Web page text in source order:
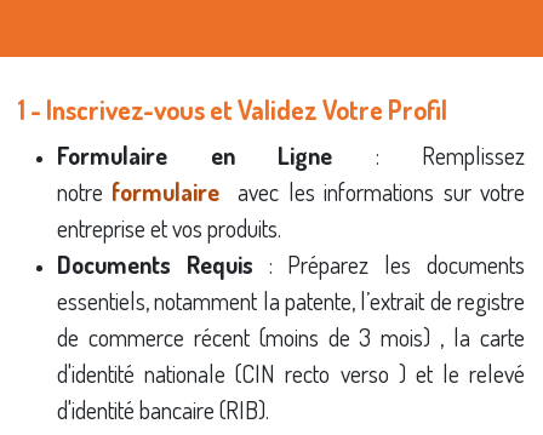
1 - Inscrivez-vous et Validez Votre Profil
Formulaire en Ligne : Remplissez
notre formulaire avec les informations sur votre
entreprise et vos produits.
Documents Requis : Préparez les documents
essentiels, notamment la patente, l’extrait de registre
de commerce récent (moins de 3 mois) , la carte
d'identité nationale (CIN recto verso ) et le relevé
d'identité bancaire (RIB).